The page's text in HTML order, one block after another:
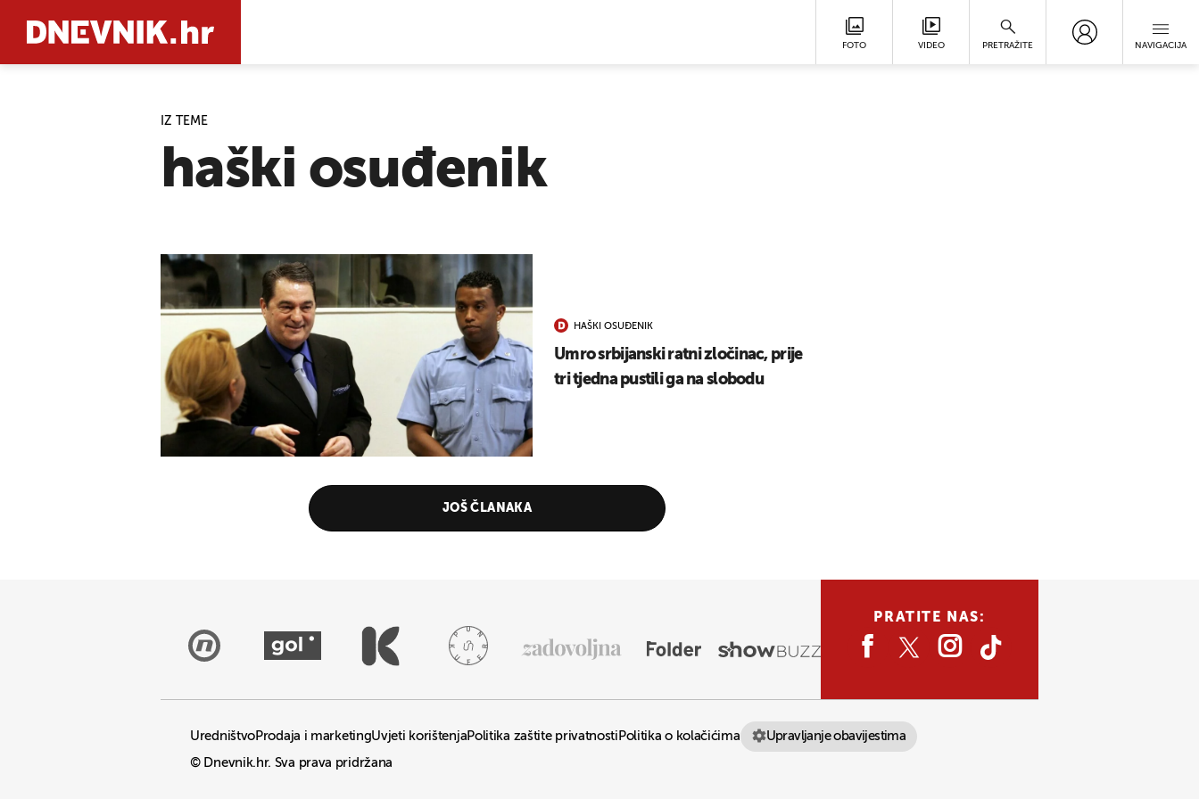
FOTO VIDEO PRETRAŽITE NAVIGACIJA
IZ TEME
haški osuđenik
HAŠKI OSUĐENIK
Umro srbijanski ratni zločinac, prije
tri tjedna pustili ga na slobodu
JOŠ ČLANAKA
PRATITE NAS:
Uredništvo Prodaja i marketingUvjeti korištenja Politika zaštite privatnosti Politika o kolačićima
Upravljanje obavijestima
© Dnevnik.hr. Sva prava pridržana